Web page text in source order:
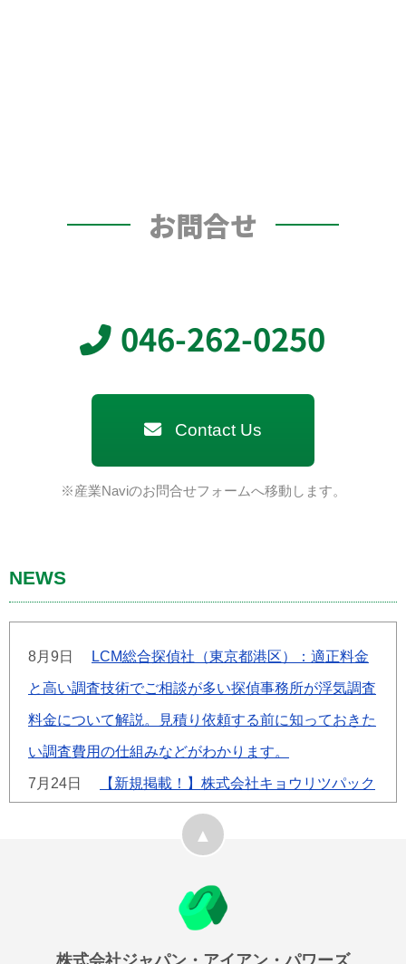
お問合せ
046-262-0250
Contact Us
※産業Naviのお問合せフォームへ移動します。
NEWS
8月9日 LCM総合探偵社（東京都港区）：適正料金
と高い調査技術でご相談が多い探偵事務所が浮気調査
料金について解説。見積り依頼する前に知っておきた
い調査費用の仕組みなどがわかります。
7月24日 【新規掲載！】株式会社キョウリツパック
（平塚市）：段ボールケース（内装箱・特殊ケース）
をオーダーメイドで製造。商品の形状や用途に合わせ
【新規掲載！】ハイズ 耐震改修・リノベ
株式会社ジャパン・アイアン・パワーズ